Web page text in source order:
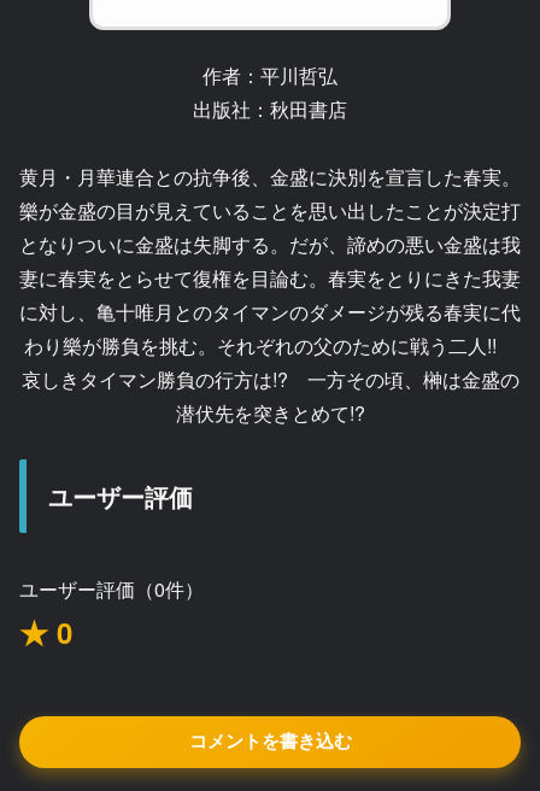
作者：平川哲弘
出版社：秋田書店
黄月・月華連合との抗争後、金盛に決別を宣言した春実。
樂が金盛の目が見えていることを思い出したことが決定打
となりついに金盛は失脚する。だが、諦めの悪い金盛は我
妻に春実をとらせて復権を目論む。春実をとりにきた我妻
に対し、亀十唯月とのタイマンのダメージが残る春実に代
わり樂が勝負を挑む。それぞれの父のために戦う二人!!
哀しきタイマン勝負の行方は!? 一方その頃、榊は金盛の
潜伏先を突きとめて!?
ユーザー評価
ユーザー評価（0件）
★ 0
コメントを書き込む